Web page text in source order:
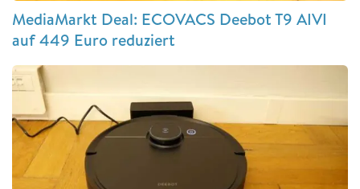
MediaMarkt Deal: ECOVACS Deebot T9 AIVI
auf 449 Euro reduziert